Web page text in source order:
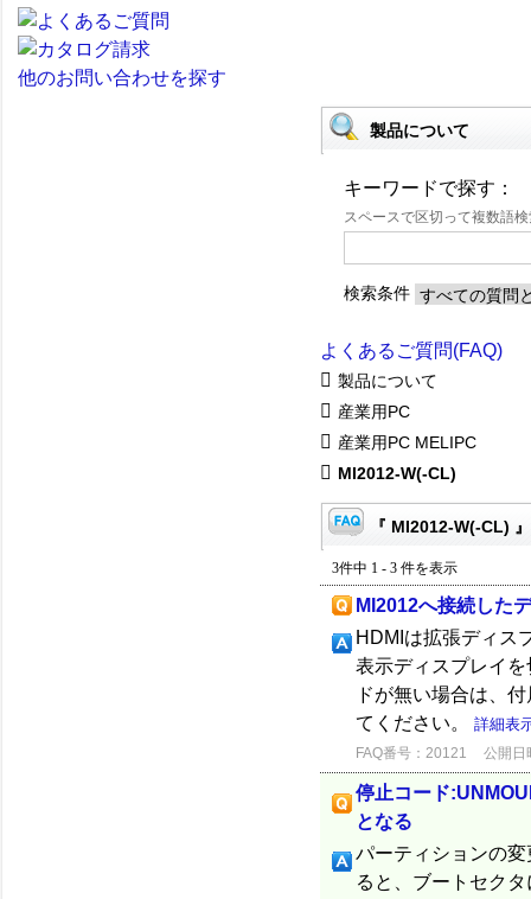
他のお問い合わせを探す
製品について
キーワードで探す：
スペースで区切って複数語
検索条件
よくあるご質問(FAQ)
製品について
産業用PC
産業用PC MELIPC
MI2012-W(-CL)
『 MI2012-W(-CL)
3件中 1 - 3 件を表示
MI2012へ接続した
HDMIは拡張ディス
表示ディスプレイ
ドが無い場合は、
てください。 詳細表
FAQ番号：20121 公開日
停止コード
となる
パーティションの
ると、ブートセク